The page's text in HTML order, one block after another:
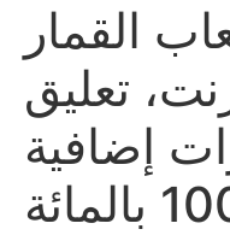
القمار
تعليق
إضافية